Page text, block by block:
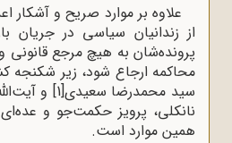
علاوه بر موارد صریح و آشکار
از زندانیان سیاسی در جریان
پرونده‌شان به هیچ مرجع
محاکمه ارجاع شود، زیر شکنجه
سید محمدرضا سعیدی[1] و
نانکلی، پرویز حکمت‌جو و
همین موارد است.